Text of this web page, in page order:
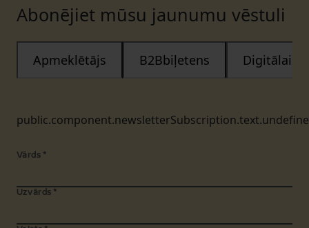
Abonējiet mūsu jaunumu vēstuli
Apmeklētājs B2Bbiļetens Digitālais
Vārds *
Uzvārds *